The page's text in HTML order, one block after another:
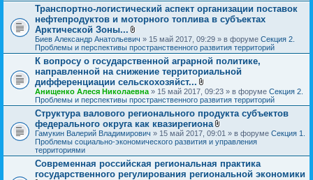
ж
я
Транспортно-логистический аспект организации поставок
нефтепродуктов и моторного топлива в субъектах
Арктической Зоны...
В
л
о
ж
е
и
я
Биев Александр Анатольевич » 15 май 2017, 09:29 » в форуме Секция 2.
Проблемы и перспективы пространственного развития территорий
К вопросу о государственной аграрной политике,
направленной на снижение территориальной
дифференциации сельскохозяйст...
В
л
о
ж
е
н
и
Анищенко Алеся Николаевна » 15 май 2017, 09:23 » в форуме Секция 2.
Проблемы и перспективы пространственного развития территорий
Структура валового регионального продукта субъектов
федерального округа как квазирегиона
В
л
о
ж
е
н
Гамукин Валерий Владимирович » 15 май 2017, 09:01 » в форуме Секция 1.
Проблемы социально-экономического развития и управления
территориями
Современная российская региональная практика
государственного регулирования региональной экономики